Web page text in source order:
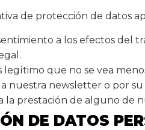
de protección de datos
a los efectos
legítimo que no se vea
nuestra newsletter o por
la prestación de alguno
DE DATOS